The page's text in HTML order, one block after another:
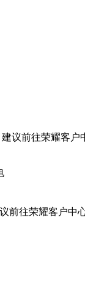
议前往荣耀客户
前往荣耀客户中